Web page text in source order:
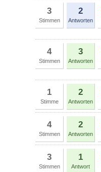
3
Stimmen
2
Antworten
4
Stimmen
3
Antworten
1
Stimme
2
Antworten
4
Stimmen
2
Antworten
3
Stimmen
1
Antwort